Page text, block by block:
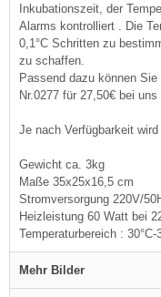
Inkubationszeit, der
Alarms kontrolliert . Die
0,1°C Schritten zu
zu schaffen.
Passend dazu können
Nr.0277 für 27,50€ bei
Je nach Verfügbarkeit
Gewicht ca. 3kg
Maße 35x25x16,5 cm
Stromversorgung 220V/
Heizleistung 60 Watt bei
Temperaturbereich : 30°C-
Mehr Bilder